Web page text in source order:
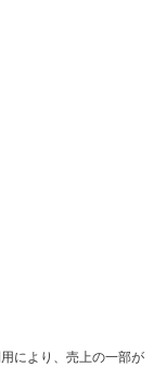
により、売上の一部が